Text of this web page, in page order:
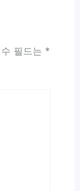
필드는 *